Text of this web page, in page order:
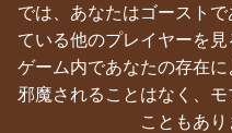
では、あなたはゴースト
ている他のプレイヤーを見
ゲーム内であなたの存在
邪魔されることはなく、
こともあり